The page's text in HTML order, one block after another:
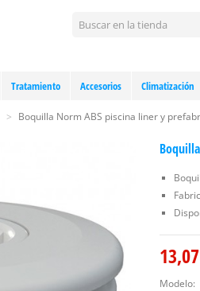
Tratamiento Accesorios Climatización
> Boquilla Norm ABS piscina liner y
Modelo: